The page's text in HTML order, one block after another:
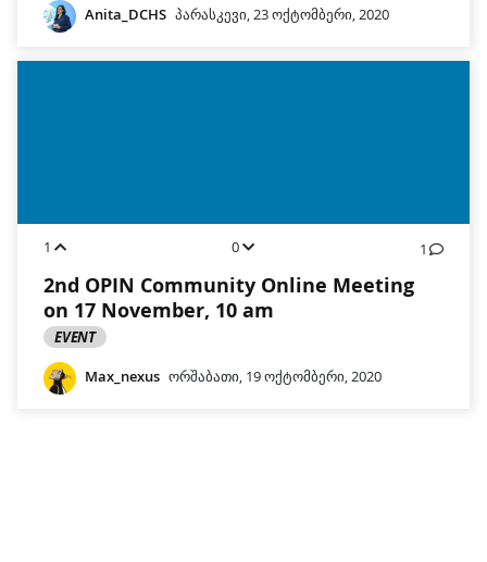
Anita_DCHS პარასკევი, 23 ოქტომბერი, 2020
1 0 1
2nd OPIN Community Online Meeting
on 17 November, 10 am
EVENT
Max_nexus ორშაბათი, 19 ოქტომბერი, 2020